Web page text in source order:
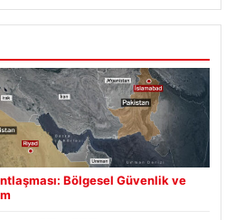
Bölgesel Güvenlik ve